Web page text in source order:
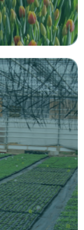
ул.
н, село
н, село